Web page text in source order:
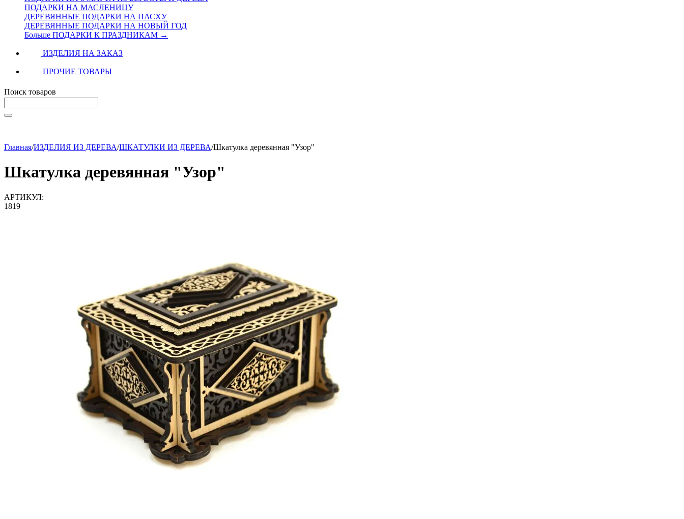
ПОДАРКИ НА МАСЛЕНИЦУ
ДЕРЕВЯННЫЕ ПОДАРКИ НА ПАСХУ
ДЕРЕВЯННЫЕ ПОДАРКИ НА НОВЫЙ ГОД
Больше ПОДАРКИ К ПРАЗДНИКАМ →
ИЗДЕЛИЯ НА ЗАКАЗ
ПРОЧИЕ ТОВАРЫ
Поиск товаров
Главная/ИЗДЕЛИЯ ИЗ ДЕРЕВА/ШКАТУЛКИ ИЗ ДЕРЕВА/Шкатулка деревянная "Узор"
Шкатулка деревянная "Узор"
АРТИКУЛ:
1819